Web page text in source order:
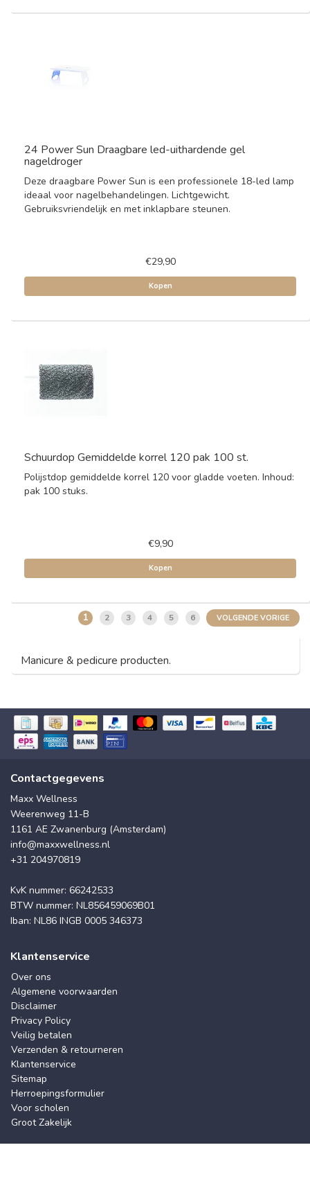
24 Power Sun Draagbare led-uithardende gel
nageldroger
Deze draagbare Power Sun is een professionele 18-led lamp
ideaal voor nagelbehandelingen. Lichtgewicht.
Gebruiksvriendelijk en met inklapbare steunen.
€29,90
Kopen
Schuurdop Gemiddelde korrel 120 pak 100 st.
Polijstdop gemiddelde korrel 120 voor gladde voeten. Inhoud:
pak 100 stuks.
€9,90
Kopen
1 2 3 4 5 6 VOLGENDE VORIGE
Manicure & pedicure producten.
Contactgegevens
Maxx Wellness
Weerenweg 11-B
1161 AE Zwanenburg (Amsterdam)
info@maxxwellness.nl
+31 204970819
KvK nummer: 66242533
BTW nummer: NL856459069B01
Iban: NL86 INGB 0005 346373
Klantenservice
Over ons
Algemene voorwaarden
Disclaimer
Privacy Policy
Veilig betalen
Verzenden & retourneren
Klantenservice
Sitemap
Herroepingsformulier
Voor scholen
Groot Zakelijk